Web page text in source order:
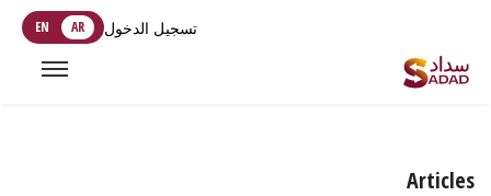
تسجيل الدخول EN AR
Articles